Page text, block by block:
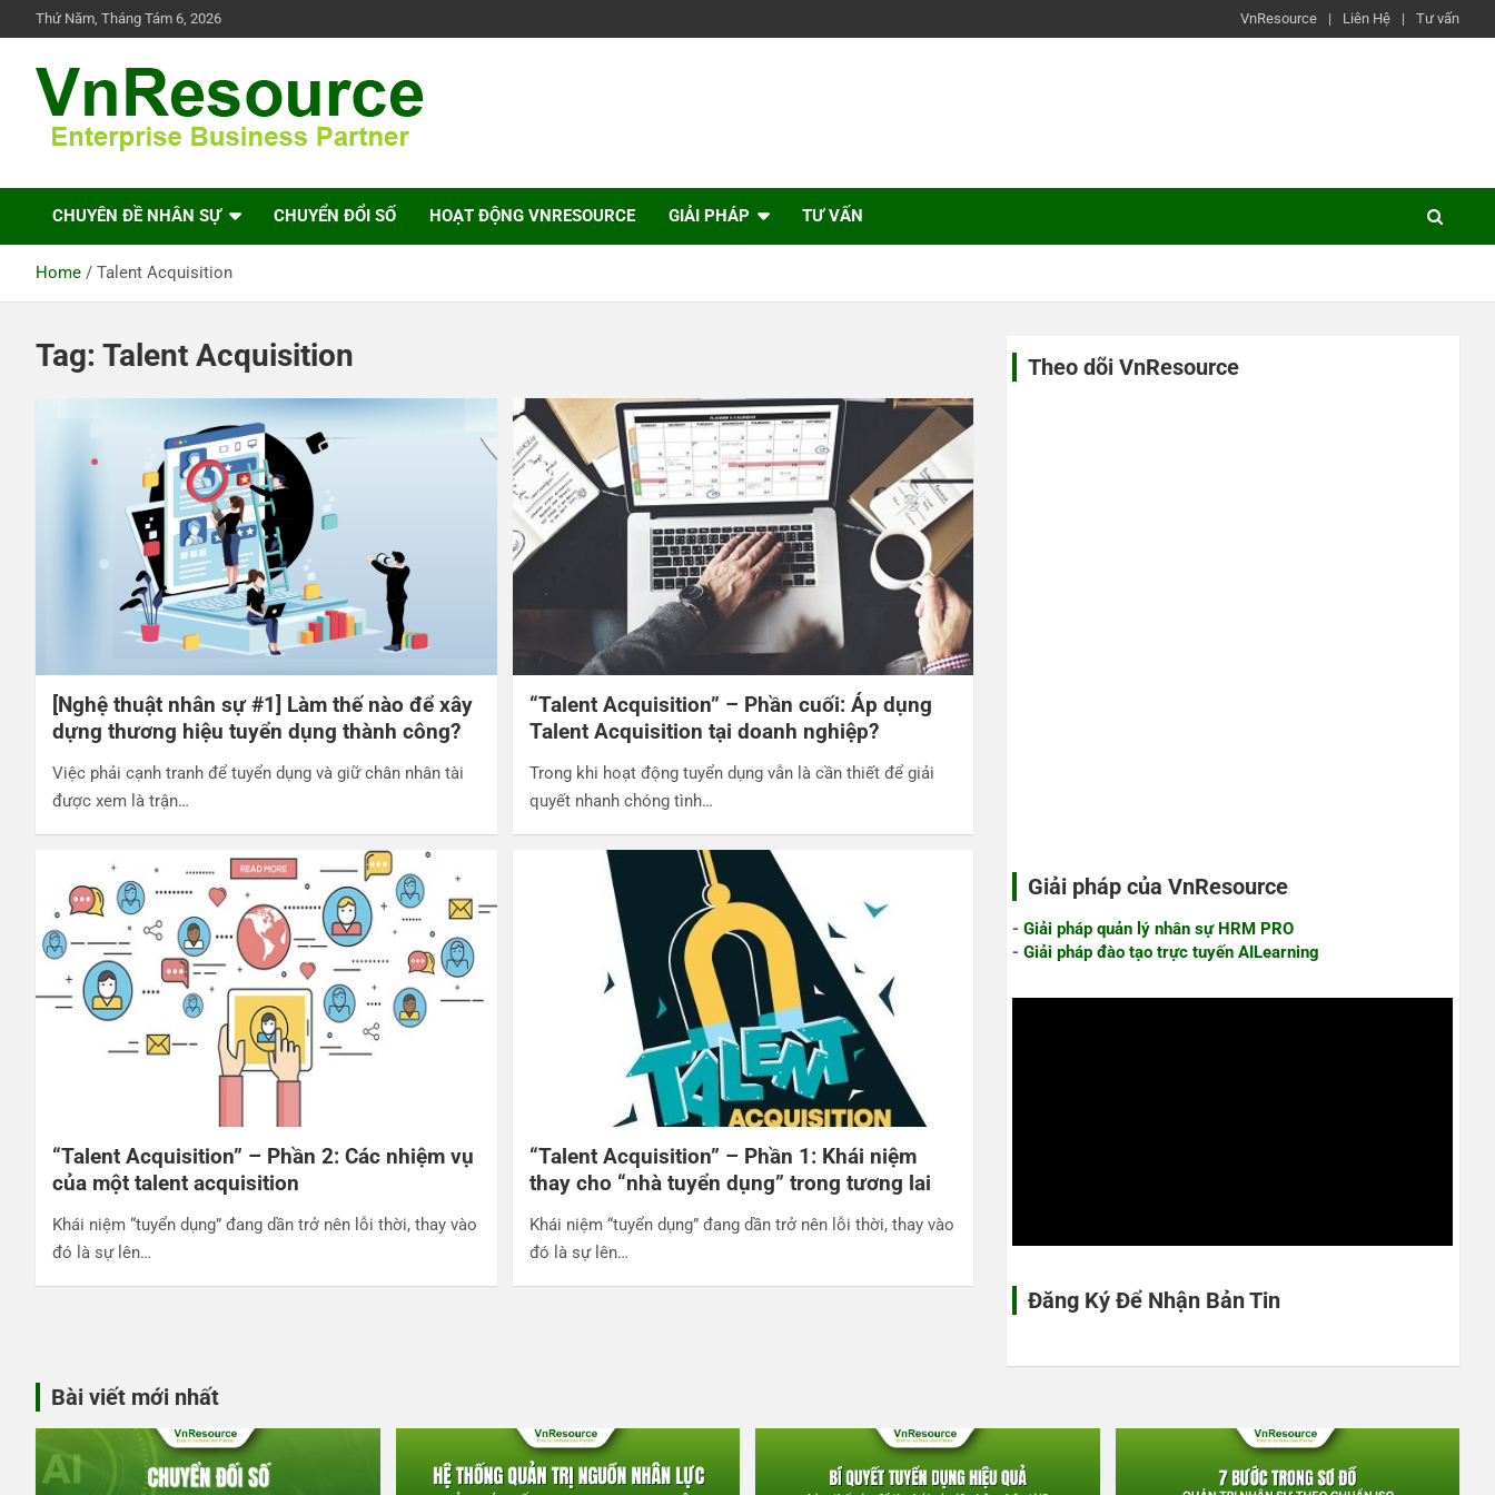
to
Thứ Năm, Tháng Tám 6, 2026 VnResource Liên Hệ Tư vấn
VnResource Blog
CHUYÊN ĐỀ NHÂN SỰ CHUYỂN ĐỔI SỐ HOẠT ĐỘNG VNRESOURCE GIẢI PHÁP TƯ VẤN
Home Talent Acquisition
Tag: Talent Acquisition
[Nghệ thuật nhân sự #1] Làm thế nào để xây
dựng thương hiệu tuyển dụng thành công?
Việc phải cạnh tranh để tuyển dụng và giữ chân nhân tài
được xem là trận…
“Talent Acquisition” – Phần cuối: Áp dụng
Talent Acquisition tại doanh nghiệp?
Trong khi hoạt động tuyển dụng vẫn là cần thiết để giải
quyết nhanh chóng tình…
“Talent Acquisition” – Phần 2: Các nhiệm vụ
của một talent acquisition
Khái niệm “tuyển dụng” đang dần trở nên lỗi thời, thay vào
đó là sự lên…
“Talent Acquisition” – Phần 1: Khái niệm
thay cho “nhà tuyển dụng” trong tương lai
Khái niệm “tuyển dụng” đang dần trở nên lỗi thời, thay vào
đó là sự lên…
Theo dõi VnResource
Giải pháp của VnResource
-Giải pháp quản lý nhân sự HRM PRO
-Giải pháp đào tạo trực tuyến AILearning
Đăng Ký Để Nhận Bản Tin
Bài viết mới nhất